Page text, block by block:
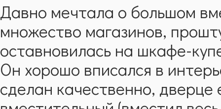
Давно мечтала о большом
множество магазинов,
оставновилась на шкафе-
Он хорошо вписался в
сделан качественно, дверце